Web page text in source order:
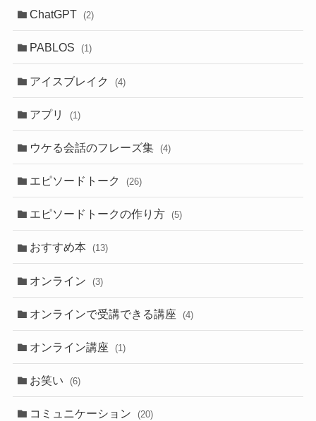
ChatGPT (2)
PABLOS (1)
アイスブレイク (4)
アプリ (1)
ウケる会話のフレーズ集 (4)
エピソードトーク (26)
エピソードトークの作り方 (5)
おすすめ本 (13)
オンライン (3)
オンラインで受講できる講座 (4)
オンライン講座 (1)
お笑い (6)
コミュニケーション (20)